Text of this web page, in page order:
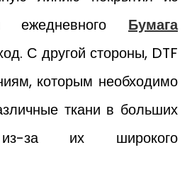
ежедневного Бумага
С другой стороны, DTF
которым необходимо
ткани в больших
из-за их широкого